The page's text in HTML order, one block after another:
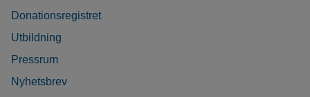
Donationsregistret
Utbildning
Pressrum
Nyhetsbrev